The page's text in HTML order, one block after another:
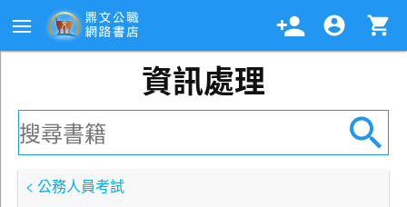
資訊處理
< 公務人員考試